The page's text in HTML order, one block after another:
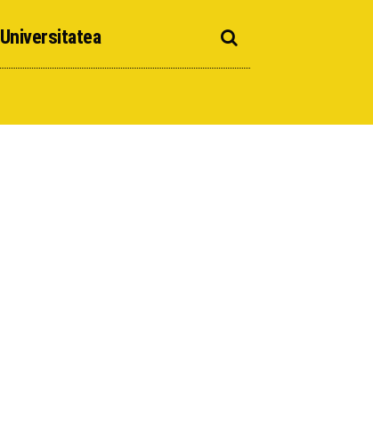
Universitatea